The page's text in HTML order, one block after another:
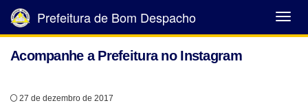
Abrir
Menu
Prefeitura de Bom Despacho
Acompanhe a Prefeitura no Instagram
27 de dezembro de 2017